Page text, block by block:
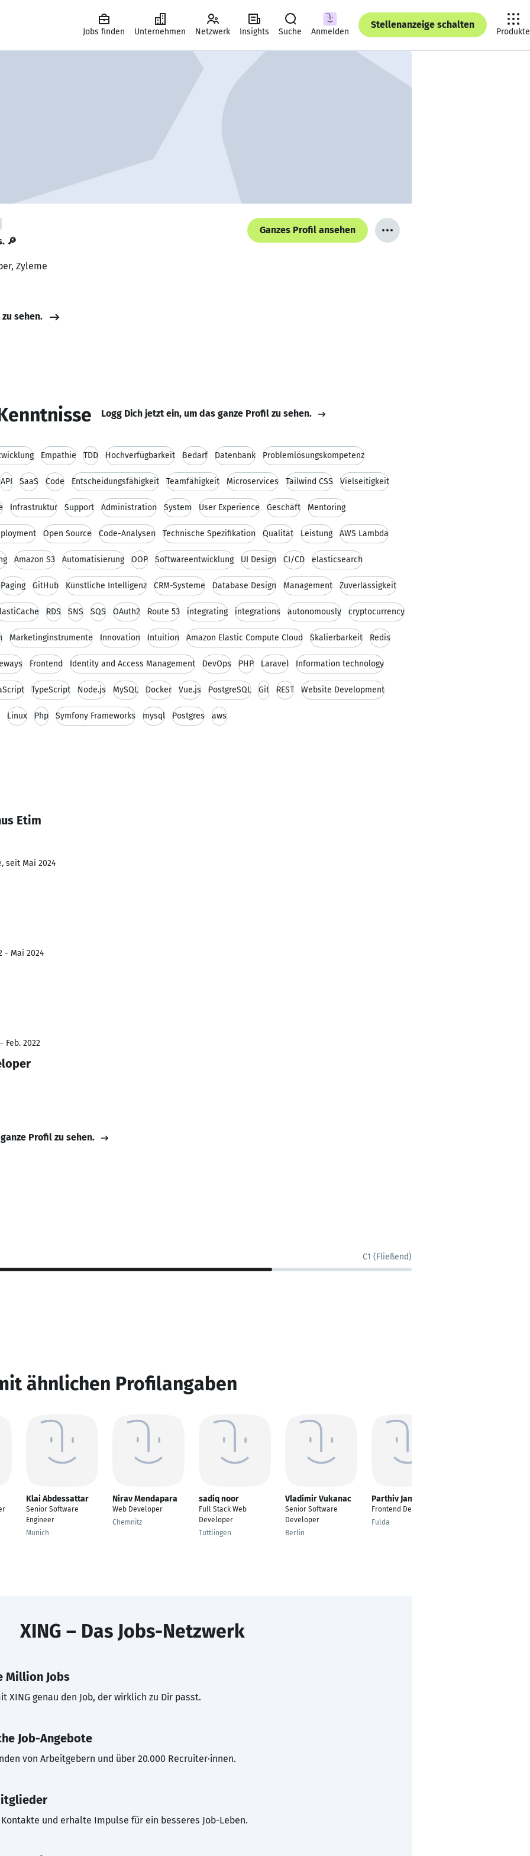
Jobs finden Unternehmen Netzwerk Insights Suche Anmelden
Stellenanzeige schalten
Produkte
🔎
Ganzes Profil ansehen
Zyleme
sehen.
Logg Dich jetzt ein, um das ganze Profil zu sehen.
Empathie TDD Hochverfügbarkeit Bedarf Datenbank Problemlösungskompetenz
API SaaS Code Entscheidungsfähigkeit Teamfähigkeit Microservices Tailwind CSS Vielseitigkeit
Infrastruktur Support Administration System User Experience Geschäft Mentoring
Open Source Code-Analysen Technische Spezifikation Qualität Leistung AWS Lambda
Amazon S3 Automatisierung OOP Softwareentwicklung UI Design CI/CD elasticsearch
Paging GitHub Künstliche Intelligenz CRM-Systeme Database Design Management Zuverlässigkeit
RDS SNS SQS OAuth2 Route 53 integrating integrations autonomously cryptocurrency
Marketinginstrumente Innovation Intuition Amazon Elastic Compute Cloud Skalierbarkeit Redis
Frontend Identity and Access Management DevOps PHP Laravel Information technology
TypeScript Node.js MySQL Docker Vue.js PostgreSQL Git REST Website Development
Linux Php Symfony Frameworks mysql Postgres aws
Etim
seit Mai 2024
- Mai 2024
Feb. 2022
Profil zu sehen.
C1 (Fließend)
ähnlichen Profilangaben
Klai Abdessattar
Senior Software
Engineer
Munich
Nirav Mendapara
Web Developer
Chemnitz
sadiq noor
Full Stack Web
Developer
Tuttlingen
Vladimir Vukanac
Senior Software
Developer
Berlin
Parthiv Jani
Frontend Developer
Fulda
XING – Das Jobs-Netzwerk
Million Jobs
XING genau den Job, der wirklich zu Dir passt.
Job-Angebote
von Arbeitgebern und über 20.000 Recruiter·innen.
und erhalte Impulse für ein besseres Job-Leben.